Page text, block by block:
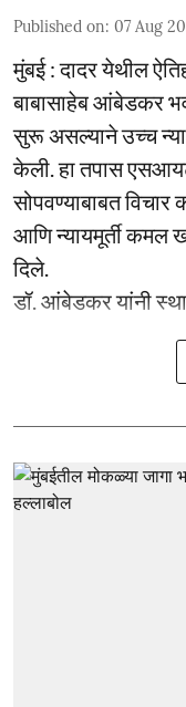
Published on: 07 Aug
मुंबई : दादर येथील
बाबासाहेब आंबेडकर
सुरू असल्याने उच्च
केली. हा तपास
सोपवण्याबाबत विचार
आणि न्यायमूर्ती कमल
दिले.
डॉ. आंबेडकर यांनी